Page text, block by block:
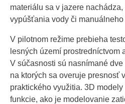
materiálu sa v jazere
vypúšťania vody či manuálneho
V pilotnom režime prebieha
lesných území prostredníctvom
V súčasnosti sú nasnímané
na ktorých sa overuje presnosť
praktického využitia. 3D
funkcie, ako je modelovanie